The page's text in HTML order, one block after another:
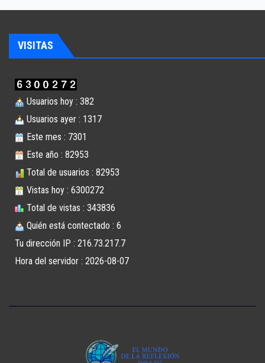
VISITAS
Usuarios hoy : 382
Usuarios ayer : 1317
Este mes : 7301
Este año : 82953
Total de usuarios : 82953
Vistas hoy : 6300272
Total de vistas : 343836
Quién está contectado : 6
Tu dirección IP : 216.73.217.7
Hora del servidor : 2026-08-07